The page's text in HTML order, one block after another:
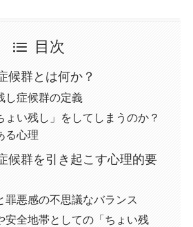
目次
候群とは何か？
し症候群の定義
ょい残し」をしてしまうのか？
る心理
候群を引き起こす心理的要
罪悪感の不思議なバランス
安全地帯としての「ちょい残